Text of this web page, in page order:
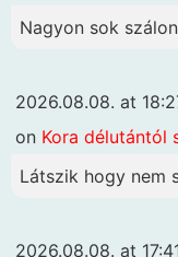
Nagyon sok
2026.08.08. at
on Kora délutántól
Látszik hogy nem
2026.08.08. at